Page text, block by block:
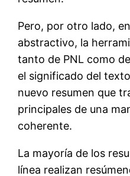
Pero, por otro lado,
abstractivo, la
tanto de PNL como
el significado del
nuevo resumen que
principales de una
coherente.
La mayoría de los
línea realizan